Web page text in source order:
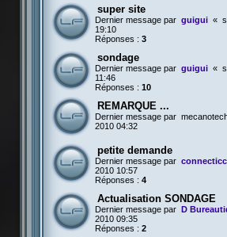
super site
Dernier message par guigui «
19:10
Réponses : 3
sondage
Dernier message par guigui «
11:46
Réponses : 10
REMARQUE ...
Dernier message par
2010 04:32
petite demande
Dernier message par
2010 10:57
Réponses : 4
Actualisation SONDAGE
Dernier message par D
2010 09:35
Réponses : 2